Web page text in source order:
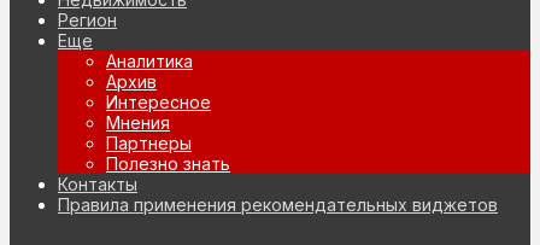
Регион
Еще
Аналитика
Архив
Интересное
Мнения
Партнеры
Полезно знать
Контакты
Правила применения рекомендательных виджетов